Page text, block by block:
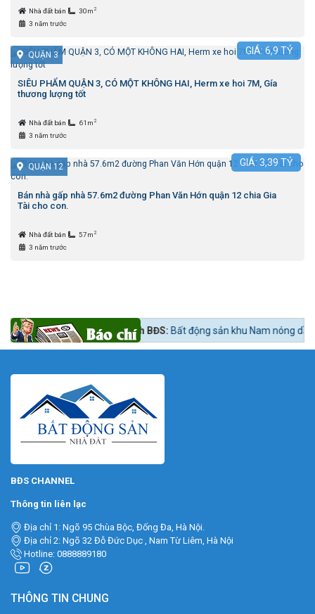
Nhà đất bán 30m 2
3 năm trước
QUẬN 3 GIÁ: 6,9 TỶ
SIÊU PHẨM QUẬN 3, CÓ MỘT KHÔNG HAI, Herm xe hoi 7M, Gía
thương lượng tốt
Nhà đất bán 61m 2
3 năm trước
QUẬN 12 GIÁ: 3,39TỶ
Bán nhà gấp nhà 57.6m2 đường Phan Văn Hớn quận 12 chia Gia
Tài cho con.
Nhà đất bán 57m 2
3 năm trước
lúc mua? Tin tức 24h BĐS: Bất động sản khu Nam nóng dần
BĐS CHANNEL
Thông tin liên lạc
Địa chỉ 1: Ngõ 95 Chùa Bộc, Đống Đa, Hà Nội.
Địa chỉ 2: Ngõ 32 Đỗ Đức Dục , Nam Từ Liêm, Hà Nội
Hotline: 0888889180
THÔNG TIN CHUNG